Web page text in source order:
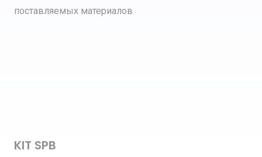
поставляемых материалов
KIT SPB